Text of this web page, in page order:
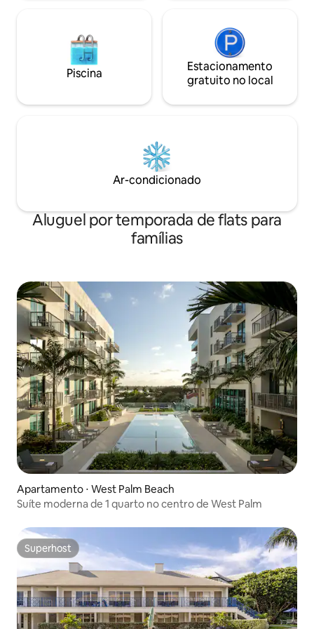
Piscina
Estacionamento
gratuito no local
Ar-condicionado
Aluguel por temporada de flats para
famílias
Apartamento ⋅ West Palm Beach
Suíte moderna de 1 quarto no centro de West Palm
Superhost
Superhost